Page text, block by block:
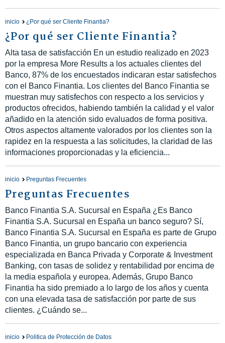
inicio ¿Por qué ser Cliente Finantia?
¿Por qué ser Cliente Finantia?
Alta tasa de satisfacción En un estudio realizado en 2023
por la empresa More Results a los actuales clientes del
Banco, 87% de los encuestados indicaran estar satisfechos
con el Banco Finantia. Los clientes del Banco Finantia se
muestran muy satisfechos con respecto a los servicios y
productos ofrecidos, habiendo también la calidad y el valor
añadido en la atención sido evaluados de forma positiva.
Otros aspectos altamente valorados por los clientes son la
rapidez en la respuesta a las solicitudes, la claridad de las
informaciones proporcionadas y la eficiencia...
inicio Preguntas Frecuentes
Preguntas Frecuentes
Banco Finantia S.A. Sucursal en España ¿Es Banco
Finantia S.A. Sucursal en España un banco seguro? Sí,
Banco Finantia S.A. Sucursal en España es parte de Grupo
Banco Finantia, un grupo bancario con experiencia
especializada en Banca Privada y Corporate & Investment
Banking, con tasas de solidez y rentabilidad por encima de
la media española y europea. Además, Grupo Banco
Finantia ha sido premiado a lo largo de los años y cuenta
con una elevada tasa de satisfacción por parte de sus
clientes. ¿Cuándo se...
inicio Politica de Protección de Datos